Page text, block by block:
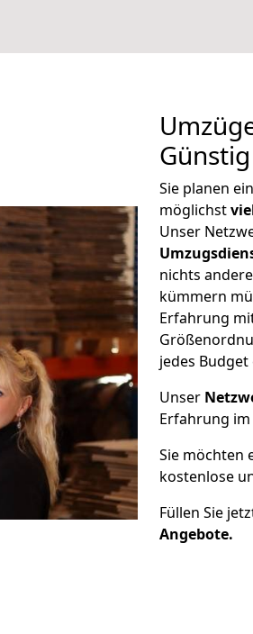
Sie planen
möglichst
Unser
nichts
kümmern
Erfahrung
jedes
Unser
Erfahrung
Sie möchten
kostenlose
Füllen Sie
Angebote.